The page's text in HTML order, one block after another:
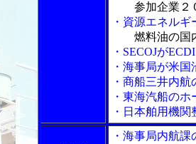
参加企業２
・資源エネル
燃料油の国
・SECOJが
・海事局が米
・商船三井内
・東海汽船の
・日本舶用機
・海事局内航